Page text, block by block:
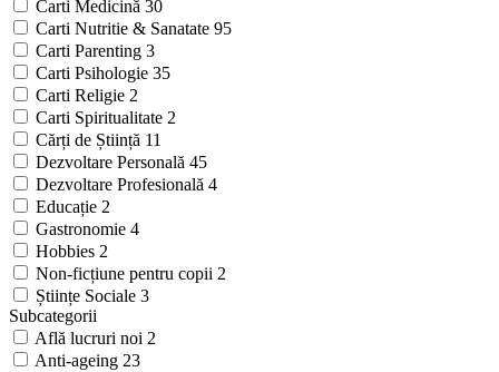
Carti Medicină 30
Carti Nutritie & Sanatate 95
Carti Parenting 3
Carti Psihologie 35
Carti Religie 2
Carti Spiritualitate 2
Cărți de Știință 11
Dezvoltare Personală 45
Dezvoltare Profesională 4
Educație 2
Gastronomie 4
Hobbies 2
Non-ficțiune pentru copii 2
Științe Sociale 3
Subcategorii
Află lucruri noi 2
Anti-ageing 23